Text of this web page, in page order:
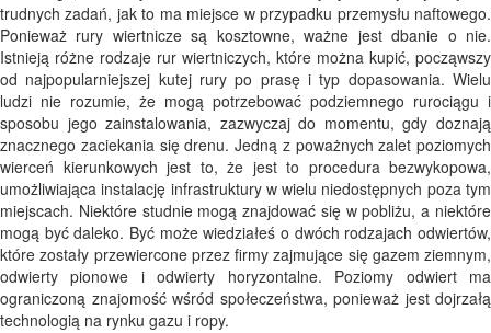
trudnych zadań, jak to ma miejsce w przypadku przemysłu naftowego.
Ponieważ rury wiertnicze są kosztowne, ważne jest dbanie o nie.
Istnieją różne rodzaje rur wiertniczych, które można kupić, począwszy
od najpopularniejszej kutej rury po prasę i typ dopasowania. Wielu
ludzi nie rozumie, że mogą potrzebować podziemnego rurociągu i
sposobu jego zainstalowania, zazwyczaj do momentu, gdy doznają
znacznego zaciekania się drenu. Jedną z poważnych zalet poziomych
wierceń kierunkowych jest to, że jest to procedura bezwykopowa,
umożliwiająca instalację infrastruktury w wielu niedostępnych poza tym
miejscach. Niektóre studnie mogą znajdować się w pobliżu, a niektóre
mogą być daleko. Być może wiedziałeś o dwóch rodzajach odwiertów,
które zostały przewiercone przez firmy zajmujące się gazem ziemnym,
odwierty pionowe i odwierty horyzontalne. Poziomy odwiert ma
ograniczoną znajomość wśród społeczeństwa, ponieważ jest dojrzałą
technologią na rynku gazu i ropy.